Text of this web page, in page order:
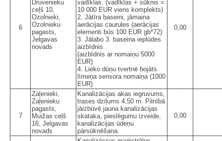
6
Druvenieku
ceļš 10,
Ozolnieki,
Ozolnieku
pagasts,
Jelgavas
novads
vadīklas. (vadīklas + sūknis =
10 000 EUR viens komplekts)
2. Jātīra baseini, jāmaina
aerācijas caurules (aerācijas
elementi būs 100 EUR gb*72)
3. Jālabo 3. baseina ieplūdes
aizbīdnis
(aizbīdnis ar nomaiņu 5000
EUR)
4. Lieko dūņu tvertnē bojāts
līmeņa sensora nomaiņa (1000
EUR)
0,00
7
Zaļenieki,
Zaļenieku
pagasts,
Muižas ceļš
16, Jelgavas
novads
Kanalizācijas akas iegruvums,
trases dziļums 4,50 m. Pilnībā
jāizbūvē jauna kanalizācijas
skataka, pieslēgumu izveide,
kanalizācijas ūdeņu
pārsūknēšana.
0,00